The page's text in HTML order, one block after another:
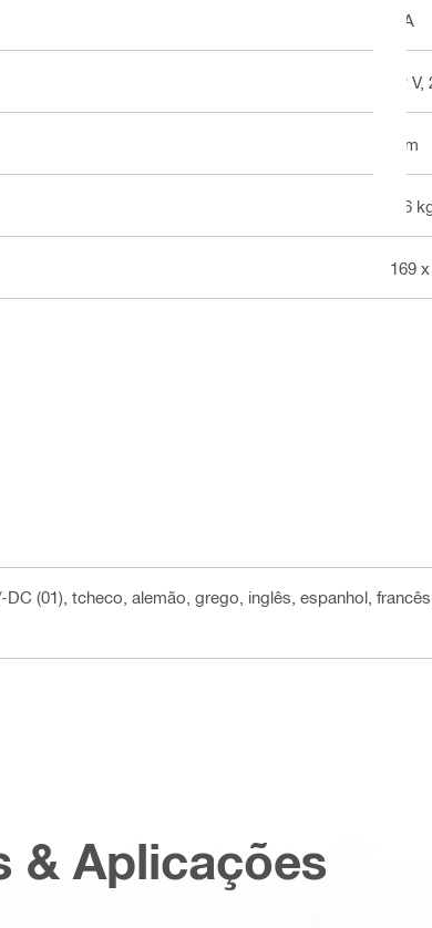
4 A
12
Sim
0.6
169
DC (01) , tcheco, alemão, grego, inglês, espanhol,
& Aplicações